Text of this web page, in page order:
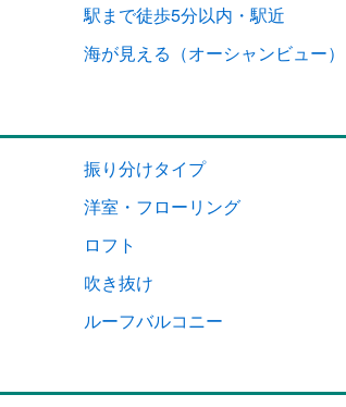
駅まで徒歩5分以内・駅近
海が見える（オーシャンビュー）
振り分けタイプ
洋室・フローリング
ロフト
吹き抜け
ルーフバルコニー